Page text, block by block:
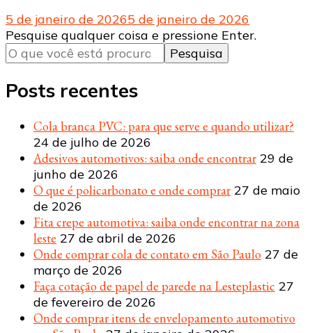
5 de janeiro de 20265 de janeiro de 2026
Procurando
algo?
Pesquise qualquer coisa e pressione Enter.
Posts recentes
Cola branca PVC: para que serve e quando utilizar?
24 de julho de 2026
Adesivos automotivos: saiba onde encontrar 29 de
junho de 2026
O que é policarbonato e onde comprar 27 de maio
de 2026
Fita crepe automotiva: saiba onde encontrar na zona
leste 27 de abril de 2026
Onde comprar cola de contato em São Paulo 27 de
março de 2026
Faça cotação de papel de parede na Lesteplastic 27
de fevereiro de 2026
Onde comprar itens de envelopamento automotivo